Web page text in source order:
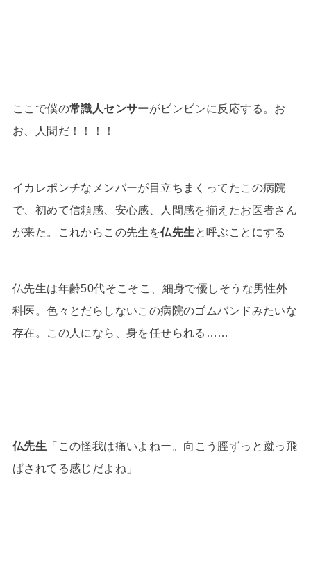
ここで僕の常識人センサーがビンビンに反応する。お
お、人間だ！！！！
イカレポンチなメンバーが目立ちまくってたこの病院
で、初めて信頼感、安心感、人間感を揃えたお医者さん
が来た。これからこの先生を仏先生 と呼ぶことにする
仏先生は年齢50代そこそこ、細身で優しそうな男性外
科医。色々とだらしないこの病院のゴムバンドみたいな
存在。この人になら、身を任せられる……
仏先生 「この怪我は痛いよねー。向こう脛ずっと蹴っ飛
ばされてる感じだよね」